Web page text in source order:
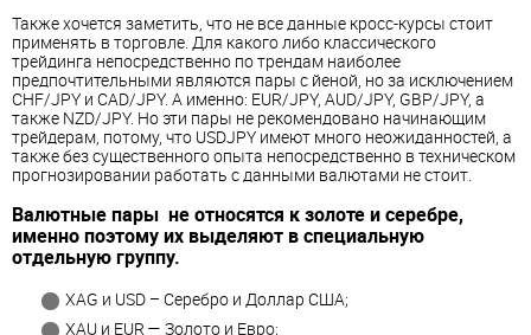
Также хочется заметить, что не все данные кросс-курсы стоит
применять в торговле. Для какого либо классического
трейдинга непосредственно по трендам наиболее
предпочтительными являются пары с йеной, но за исключением
CHF/JPY и CAD/JPY. А именно: EUR/JPY, AUD/JPY, GBP/JPY, а
также NZD/JPY. Но эти пары не рекомендовано начинающим
трейдерам, потому, что USDJPY имеют много неожиданностей, а
также без существенного опыта непосредственно в техническом
прогнозировании работать с данными валютами не стоит.
Валютные пары не относятся к золоте и серебре,
именно поэтому их выделяют в специальную
отдельную группу.
XAG и USD – Серебро и Доллар США;
XAU и EUR — Золото и Евро;